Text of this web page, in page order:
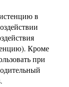
в
Кроме
при